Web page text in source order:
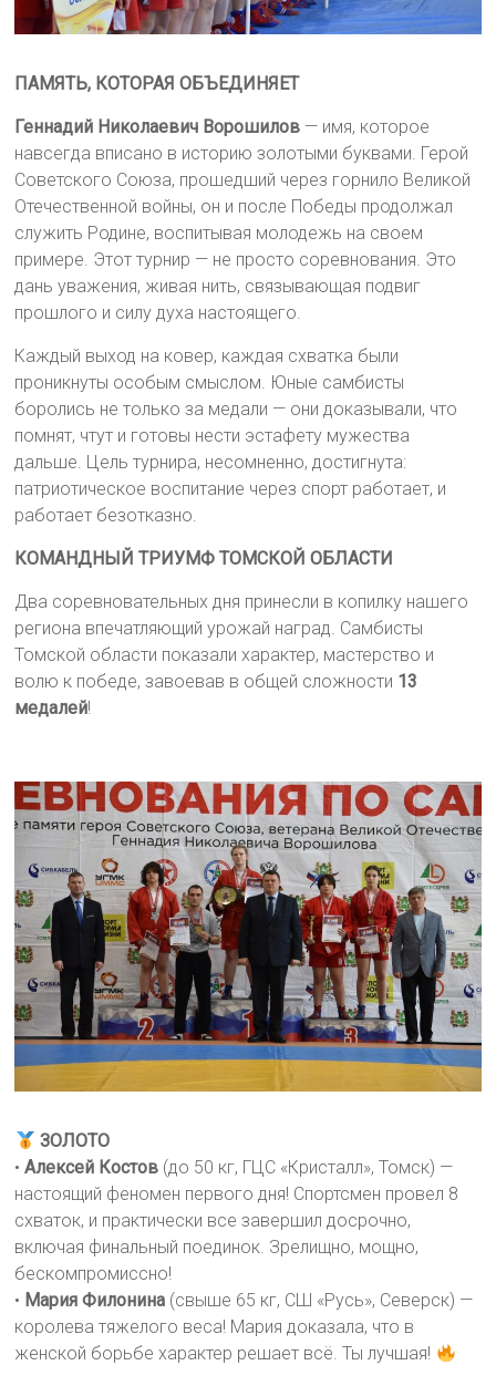
ПАМЯТЬ, КОТОРАЯ ОБЪЕДИНЯЕТ
Геннадий Николаевич Ворошилов — имя, которое
навсегда вписано в историю золотыми буквами. Герой
Советского Союза, прошедший через горнило Великой
Отечественной войны, он и после Победы продолжал
служить Родине, воспитывая молодежь на своем
примере. Этот турнир — не просто соревнования. Это
дань уважения, живая нить, связывающая подвиг
прошлого и силу духа настоящего.
Каждый выход на ковер, каждая схватка были
проникнуты особым смыслом. Юные самбисты
боролись не только за медали — они доказывали, что
помнят, чтут и готовы нести эстафету мужества
дальше. Цель турнира, несомненно, достигнута:
патриотическое воспитание через спорт работает, и
работает безотказно.
КОМАНДНЫЙ ТРИУМФ ТОМСКОЙ ОБЛАСТИ
Два соревновательных дня принесли в копилку нашего
региона впечатляющий урожай наград. Самбисты
Томской области показали характер, мастерство и
волю к победе, завоевав в общей сложности 13
медалей!
ЗОЛОТО
•Алексей Костов (до 50 кг, ГЦС «Кристалл», Томск) —
настоящий феномен первого дня! Спортсмен провел 8
схваток, и практически все завершил досрочно,
включая финальный поединок. Зрелищно, мощно,
бескомпромиссно!
• Мария Филонина (свыше 65 кг, СШ «Русь», Северск) —
королева тяжелого веса! Мария доказала, что в
женской борьбе характер решает всё. Ты лучшая!